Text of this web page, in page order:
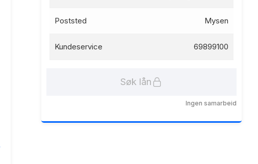
Poststed Mysen
Kundeservice 69899100
Søk lån
Ingen samarbeid